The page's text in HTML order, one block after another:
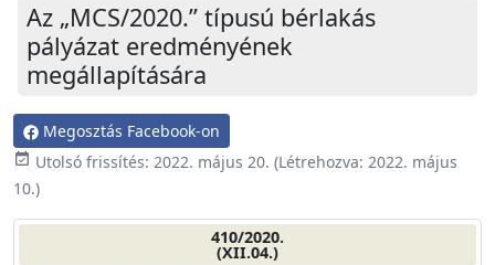
Az „MCS/2020.” típusú bérlakás
pályázat eredményének
megállapítására
Megosztás Facebook-on
event_available Utolsó frissítés: 2022. május 20. (Létrehozva: 2022. május
10.)
410/2020.
(XII.04.)